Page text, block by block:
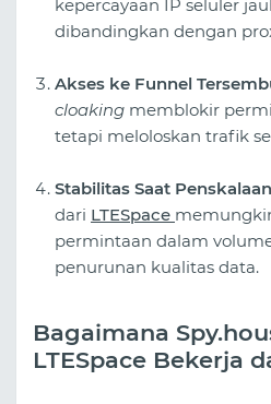
kepercayaan IP seluler
dibandingkan dengan
Akses ke Funnel
cloaking memblokir
tetapi meloloskan trafik
Stabilitas Saat Penskalaan
dari LTESpace
permintaan dalam
penurunan kualitas data.
Bagaimana
LTESpace Bekerja